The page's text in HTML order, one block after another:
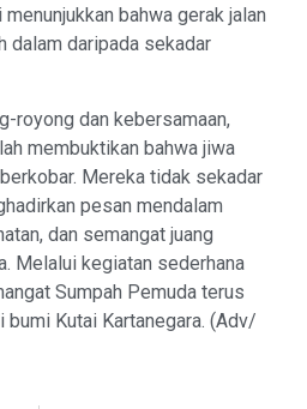
bahwa gerak jalan
dalam daripada sekadar
royong dan kebersamaan,
membuktikan bahwa jiwa
Mereka tidak sekadar
pesan mendalam
dan semangat juang
Melalui kegiatan sederhana
Sumpah Pemuda terus
Kutai Kartanegara. (Adv/